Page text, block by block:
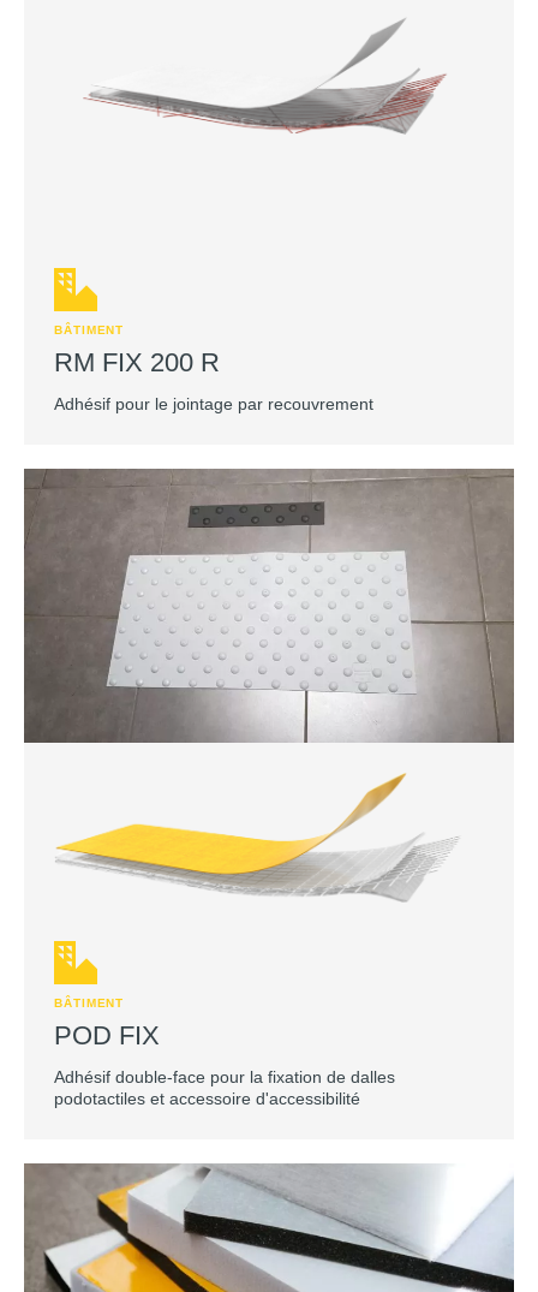
BÂTIMENT
RM FIX 200 R
Adhésif pour le jointage par recouvrement
BÂTIMENT
POD FIX
Adhésif double-face pour la fixation de dalles
podotactiles et accessoire d'accessibilité